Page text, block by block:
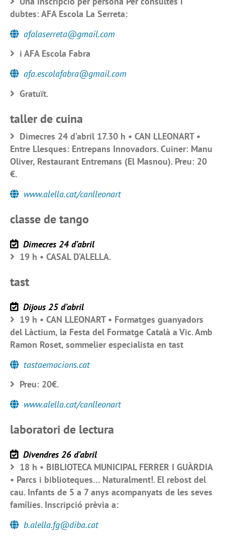
dubtes: AFA Escola La Serreta:
afalaserreta@gmail.com
i AFA Escola Fabra
afa.escolafabra@gmail.com
Gratuït.
taller de cuina
Dimecres 24 d’abril 17.30 h • CAN LLEONART •
Entre Llesques: Entrepans Innovadors. Cuiner: Manu
Oliver, Restaurant Entremans (El Masnou). Preu: 20
€.
www.alella.cat/canlleonart
classe de tango
Dimecres 24 d’abril
19 h • CASAL D’ALELLA.
tast
Dijous 25 d’abril
19 h • CAN LLEONART • Formatges guanyadors
del Làctium, la Festa del Formatge Català a Vic. Amb
Ramon Roset, sommelier especialista en tast
tastaemocions.cat
Preu: 20€.
www.alella.cat/canlleonart
laboratori de lectura
Divendres 26 d’abril
18 h • BIBLIOTECA MUNICIPAL FERRER I GUÀRDIA
• Parcs i biblioteques… Naturalment!. El rebost del
cau. Infants de 5 a 7 anys acompanyats de les seves
famílies. Inscripció prèvia a:
b.alella.fg@diba.cat